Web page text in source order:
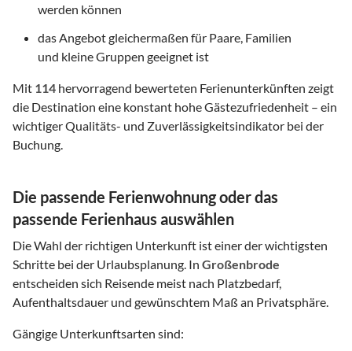
werden können
das Angebot gleichermaßen für Paare, Familien
und kleine Gruppen geeignet ist
Mit 114 hervorragend bewerteten Ferienunterkünften zeigt
die Destination eine konstant hohe Gästezufriedenheit – ein
wichtiger Qualitäts- und Zuverlässigkeitsindikator bei der
Buchung.
Die passende Ferienwohnung oder das
passende Ferienhaus auswählen
Die Wahl der richtigen Unterkunft ist einer der wichtigsten
Schritte bei der Urlaubsplanung. In Großenbrode
entscheiden sich Reisende meist nach Platzbedarf,
Aufenthaltsdauer und gewünschtem Maß an Privatsphäre.
Gängige Unterkunftsarten sind: